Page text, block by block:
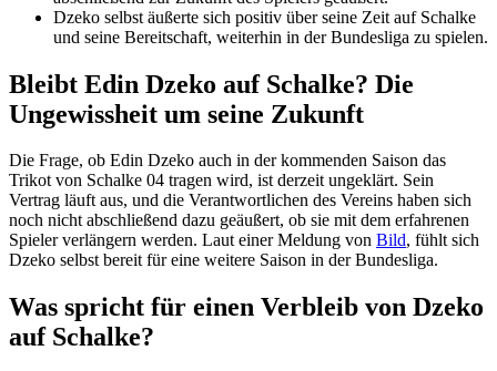
Dzeko selbst äußerte sich positiv über seine Zeit auf Schalke
und seine Bereitschaft, weiterhin in der Bundesliga zu spielen.
Bleibt Edin Dzeko auf Schalke? Die
Ungewissheit um seine Zukunft
Die Frage, ob Edin Dzeko auch in der kommenden Saison das
Trikot von Schalke 04 tragen wird, ist derzeit ungeklärt. Sein
Vertrag läuft aus, und die Verantwortlichen des Vereins haben sich
noch nicht abschließend dazu geäußert, ob sie mit dem erfahrenen
Spieler verlängern werden. Laut einer Meldung von Bild, fühlt sich
Dzeko selbst bereit für eine weitere Saison in der Bundesliga.
Was spricht für einen Verbleib von Dzeko
auf Schalke?